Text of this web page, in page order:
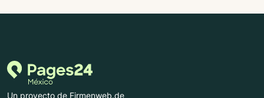
Un proyecto de Firmenweb.de